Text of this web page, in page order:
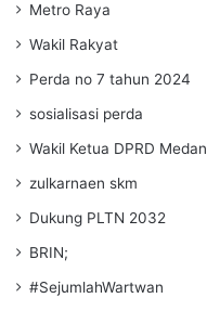
Metro Raya
Wakil Rakyat
Perda no 7 tahun 2024
sosialisasi perda
Wakil Ketua DPRD Medan
zulkarnaen skm
Dukung PLTN 2032
BRIN;
#SejumlahWartwan